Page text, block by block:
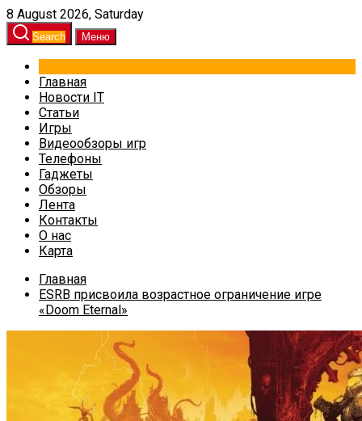
8 August 2026, Saturday
Search Меню
Главная
Новости IT
Статьи
Игры
Видеообзоры игр
Телефоны
Гаджеты
Обзоры
Лента
Контакты
О нас
Карта
Главная
ESRB присвоила возрастное ограничение игре
«Doom Eternal»